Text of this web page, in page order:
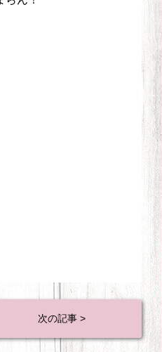
次の記事 >